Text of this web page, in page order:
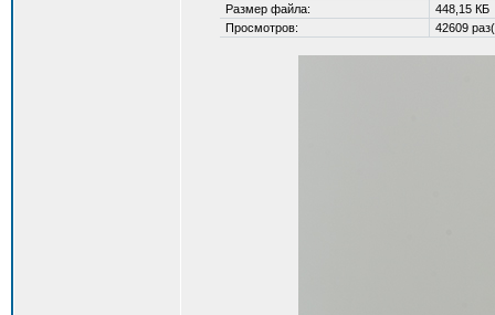
Размер файла:
448,15 КБ
Просмотров:
42609